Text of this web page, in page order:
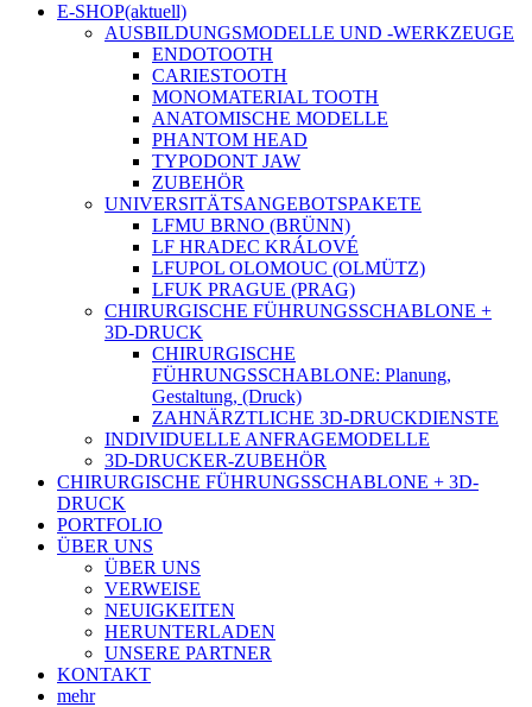
E-SHOP(aktuell)
AUSBILDUNGSMODELLE UND -WERKZEUGE
ENDOTOOTH
CARIESTOOTH
MONOMATERIAL TOOTH
ANATOMISCHE MODELLE
PHANTOM HEAD
TYPODONT JAW
ZUBEHÖR
UNIVERSITÄTSANGEBOTSPAKETE
LFMU BRNO (BRÜNN)
LF HRADEC KRÁLOVÉ
LFUPOL OLOMOUC (OLMÜTZ)
LFUK PRAGUE (PRAG)
CHIRURGISCHE FÜHRUNGSSCHABLONE +
3D-DRUCK
CHIRURGISCHE
FÜHRUNGSSCHABLONE: Planung,
Gestaltung, (Druck)
ZAHNÄRZTLICHE 3D-DRUCKDIENSTE
INDIVIDUELLE ANFRAGEMODELLE
3D-DRUCKER-ZUBEHÖR
CHIRURGISCHE FÜHRUNGSSCHABLONE + 3D-
DRUCK
PORTFOLIO
ÜBER UNS
ÜBER UNS
VERWEISE
NEUIGKEITEN
HERUNTERLADEN
UNSERE PARTNER
KONTAKT
mehr